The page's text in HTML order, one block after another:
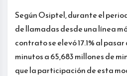
Según Osiptel, durante el
de llamadas desde una línea
contrato se elevó 17.1% al
minutos a 65,683 millones de
que la participación de esta